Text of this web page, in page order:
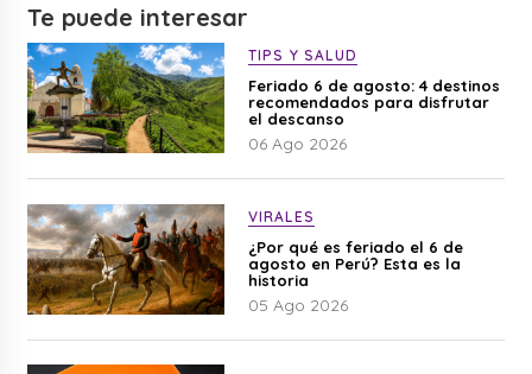
Te puede interesar
TIPS Y SALUD
Feriado 6 de agosto: 4 destinos
recomendados para disfrutar
el descanso
06 Ago 2026
VIRALES
¿Por qué es feriado el 6 de
agosto en Perú? Esta es la
historia
05 Ago 2026